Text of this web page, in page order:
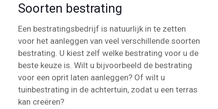
Soorten bestrating
Een bestratingsbedrijf is natuurlijk in te zetten
voor het aanleggen van veel verschillende soorten
bestrating. U kiest zelf welke bestrating voor u de
beste keuze is. Wilt u bijvoorbeeld de bestrating
voor een oprit laten aanleggen? Of wilt u
tuinbestrating in de achtertuin, zodat u een terras
kan creëren?